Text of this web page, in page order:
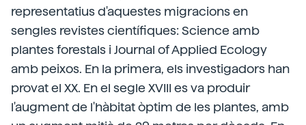
representatius d'aquestes migracions en
sengles revistes científiques: Science amb
plantes forestals i Journal of Applied Ecology
amb peixos. En la primera, els investigadors han
provat el XX. En el segle XVIII es va produir
l'augment de l'hàbitat òptim de les plantes, amb